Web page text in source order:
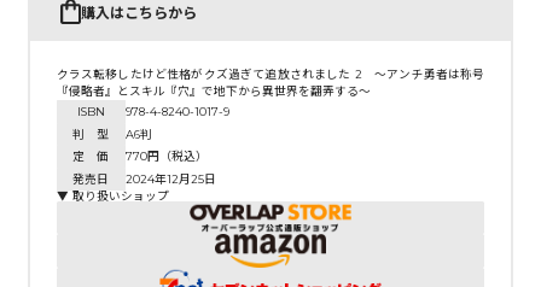
購入はこちらから
クラス転移したけど性格がクズ過ぎて追放されました 2 ～アンチ勇者は称号
『侵略者』とスキル『穴』で地下から異世界を翻弄する～
ISBN
978-4-8240-1017-9
判 型
A6判
定 価
770円（税込）
発売日
2024年12月25日
▼ 取り扱いショップ